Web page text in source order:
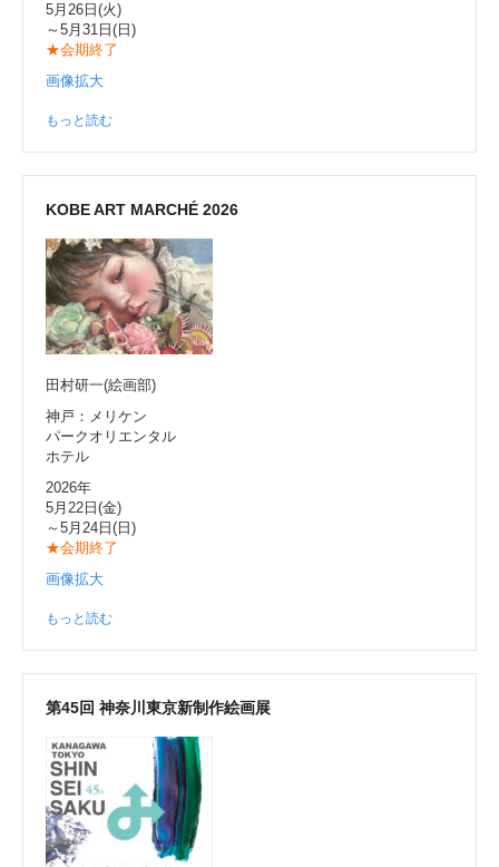
5月26日(火)
～5月31日(日)
★会期終了
画像拡大
もっと読む
KOBE ART MARCHÉ 2026
田村研一(絵画部)
神戸：メリケン
パークオリエンタル
ホテル
2026年
5月22日(金)
～5月24日(日)
★会期終了
画像拡大
もっと読む
第45回 神奈川東京新制作絵画展